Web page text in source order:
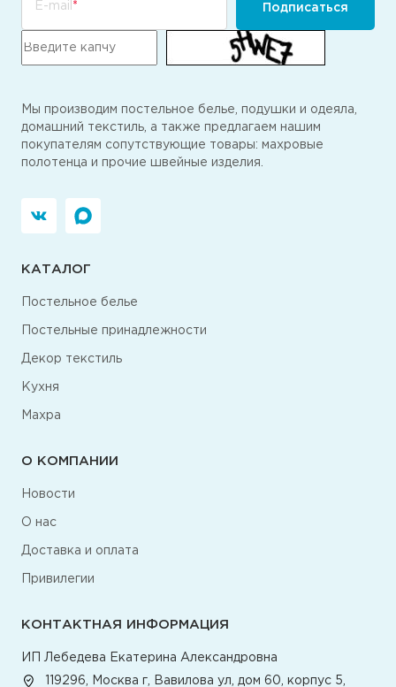
E-mail Подписаться
Мы производим постельное белье, подушки и одеяла,
домашний текстиль, а также предлагаем нашим
покупателям сопутствующие товары: махровые
полотенца и прочие швейные изделия.
КАТАЛОГ
Постельное белье
Постельные принадлежности
Декор текстиль
Кухня
Махра
О КОМПАНИИ
Новости
О нас
Доставка и оплата
Привилегии
КОНТАКТНАЯ ИНФОРМАЦИЯ
ИП Лебедева Екатерина Александровна
119296, Москва г, Вавилова ул, дом 60, корпус 5,